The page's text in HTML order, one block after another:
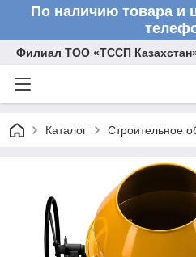
По наличию товара и
Филиал ТОО «ТССП
Каталог Строительное